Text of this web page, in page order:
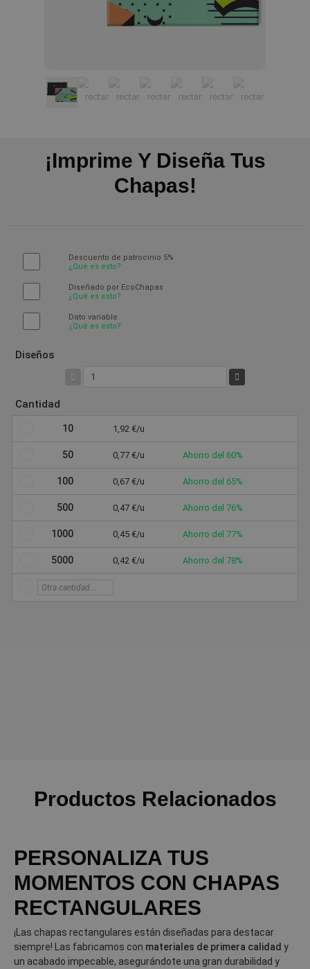
¡Imprime Y Diseña Tus
Chapas!
Descuento de patrocinio 5%
¿Qué es esto?
Diseñado por EcoChapas
¿Qué es esto?
Dato variable
¿Qué es esto?
Diseños
Cantidad
10 1,92 €/u
50 0,77 €/u Ahorro del 60%
100 0,67 €/u Ahorro del 65%
500 0,47 €/u Ahorro del 76%
1000 0,45 €/u Ahorro del 77%
5000 0,42 €/u Ahorro del 78%
Productos Relacionados
PERSONALIZA TUS
MOMENTOS CON CHAPAS
RECTANGULARES
¡Las chapas rectangulares están diseñadas para destacar
siempre! Las fabricamos con materiales de primera calidad y
un acabado impecable, asegurándote una gran durabilidad y